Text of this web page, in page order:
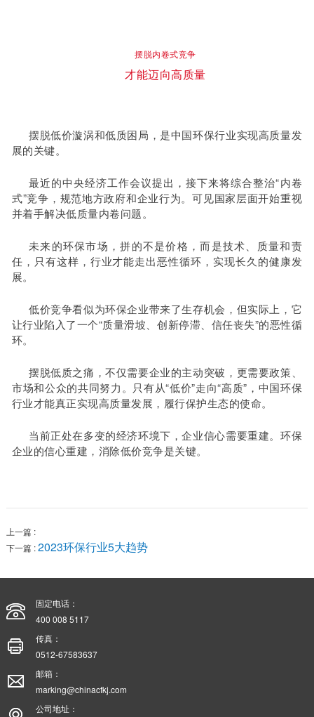
摆脱内卷式竞争
才能迈向高质量
摆脱低价漩涡和低质困局，是中国环保行业实现高质量发
展的关键。
最近的中央经济工作会议提出，接下来将综合整治“内卷
式”竞争，规范地方政府和企业行为。可见国家层面开始重视
并着手解决低质量内卷问题。
未来的环保市场，拼的不是价格，而是技术、质量和责
任，只有这样，行业才能走出恶性循环，实现长久的健康发
展。
低价竞争看似为环保企业带来了生存机会，但实际上，它
让行业陷入了一个“质量滑坡、创新停滞、信任丧失”的恶性循
环。
摆脱低质之痛，不仅需要企业的主动突破，更需要政策、
市场和公众的共同努力。只有从“低价”走向“高质”，中国环保
行业才能真正实现高质量发展，履行保护生态的使命。
当前正处在多变的经济环境下，企业信心需要重建。环保
企业的信心重建，消除低价竞争是关键。
上一篇 :
下一篇 :2023环保行业5大趋势
固定电话：
400 008 5117
传真：
0512-67583637
邮箱：
marking@chinacfkj.com
公司地址：